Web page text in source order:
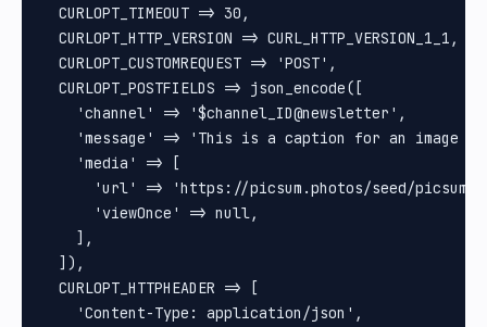
  CURLOPT_TIMEOUT => 30,
  CURLOPT_HTTP_VERSION => CURL_HTTP_VERSION_1_1,
  CURLOPT_CUSTOMREQUEST => 'POST',
  CURLOPT_POSTFIELDS => json_encode([
    'channel' => '$channel_ID@newsletter',
'message' => 'This is a caption for an image
    'media' => [
'url' => 'https://picsum.photos/seed/picsum/
      'viewOnce' => null,
    ],
  ]),
  CURLOPT_HTTPHEADER => [
    'Content-Type: application/json',